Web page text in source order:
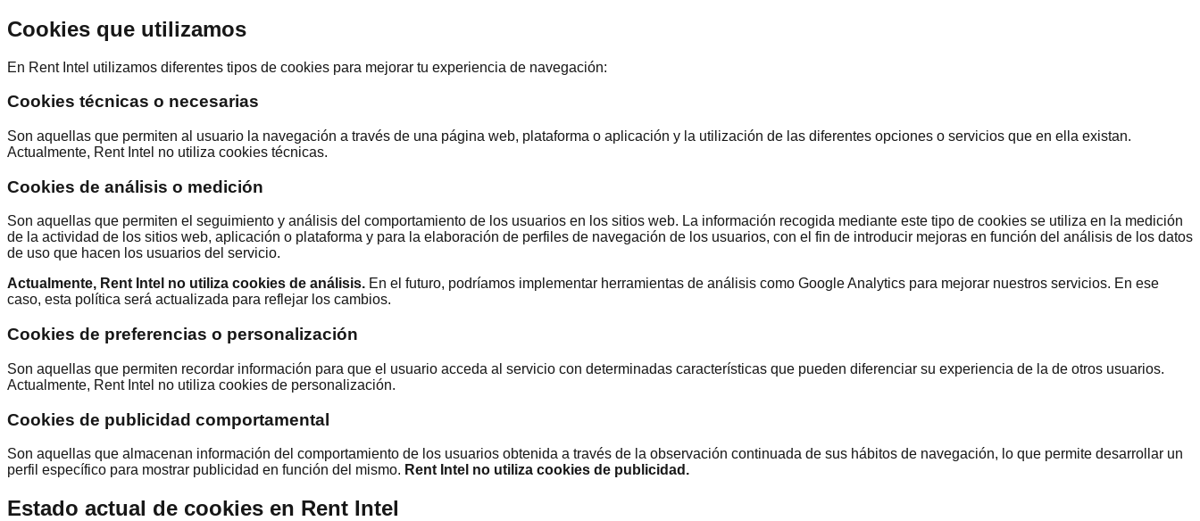
Cookies que utilizamos
En Rent Intel utilizamos diferentes tipos de cookies para mejorar tu experiencia de navegación:
Cookies técnicas o necesarias
Son aquellas que permiten al usuario la navegación a través de una página web, plataforma o aplicación y la utilización de las diferentes opciones o servicios que en ella existan.
Actualmente, Rent Intel no utiliza cookies técnicas.
Cookies de análisis o medición
Son aquellas que permiten el seguimiento y análisis del comportamiento de los usuarios en los sitios web. La información recogida mediante este tipo de cookies se utiliza en la medición
de la actividad de los sitios web, aplicación o plataforma y para la elaboración de perfiles de navegación de los usuarios, con el fin de introducir mejoras en función del análisis de los datos
de uso que hacen los usuarios del servicio.
Actualmente, Rent Intel no utiliza cookies de análisis. En el futuro, podríamos implementar herramientas de análisis como Google Analytics para mejorar nuestros servicios. En ese
caso, esta política será actualizada para reflejar los cambios.
Cookies de preferencias o personalización
Son aquellas que permiten recordar información para que el usuario acceda al servicio con determinadas características que pueden diferenciar su experiencia de la de otros usuarios.
Actualmente, Rent Intel no utiliza cookies de personalización.
Cookies de publicidad comportamental
Son aquellas que almacenan información del comportamiento de los usuarios obtenida a través de la observación continuada de sus hábitos de navegación, lo que permite desarrollar un
perfil específico para mostrar publicidad en función del mismo. Rent Intel no utiliza cookies de publicidad.
Estado actual de cookies en Rent Intel